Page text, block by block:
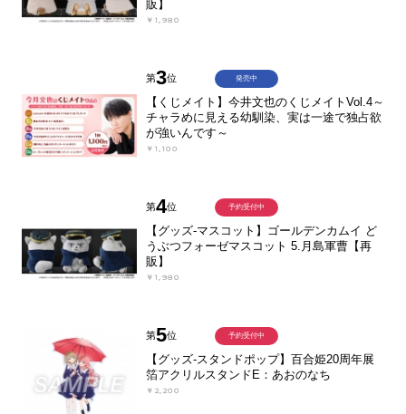
販】
￥1,980
第3位
【くじメイト】今井文也のくじメイトVol.4～
チャラめに見える幼馴染、実は一途で独占欲
が強いんです～
￥1,100
発売中
第4位
【グッズ-マスコット】ゴールデンカムイ ど
うぶつフォーゼマスコット 5.月島軍曹【再
販】
￥1,980
予約受付中
第5位
【グッズ-スタンドポップ】百合姫20周年展
箔アクリルスタンドE：あおのなち
￥2,200
予約受付中